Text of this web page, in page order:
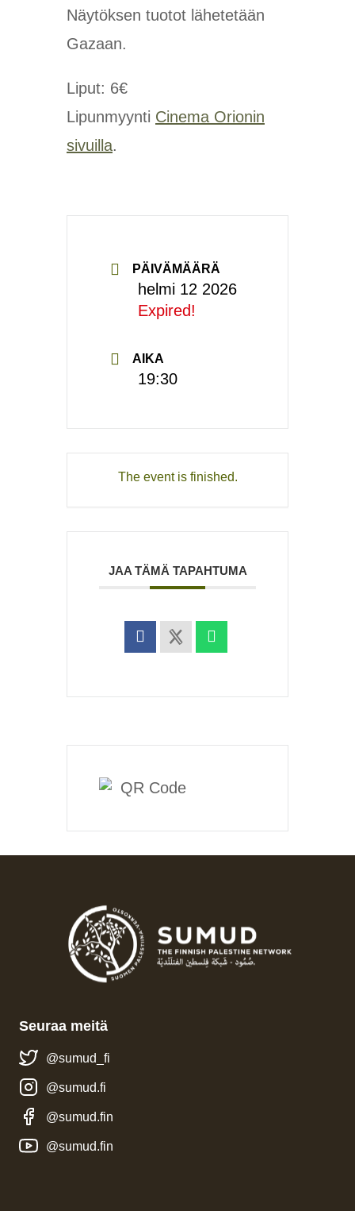
Näytöksen tuotot lähetetään
Gazaan.
Liput: 6€
Lipunmyynti Cinema Orionin
sivuilla.
PÄIVÄMÄÄRÄ
helmi 12 2026
Expired!
AIKA
19:30
The event is finished.
JAA TÄMÄ TAPAHTUMA
Seuraa meitä
@sumud_fi
@sumud.fi
@sumud.fin
@sumud.fin